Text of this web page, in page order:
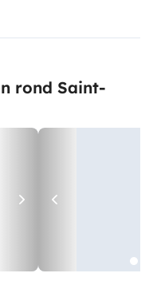
rond Saint-